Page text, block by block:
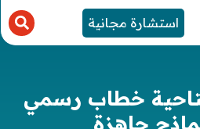
استشارة مجانية
خطاب رسمي